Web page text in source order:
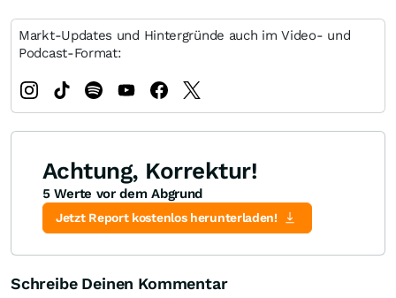
Markt-Updates und Hintergründe auch im Video- und
Podcast-Format:
Achtung, Korrektur!
5 Werte vor dem Abgrund
Jetzt Report kostenlos herunterladen!
Schreibe Deinen Kommentar